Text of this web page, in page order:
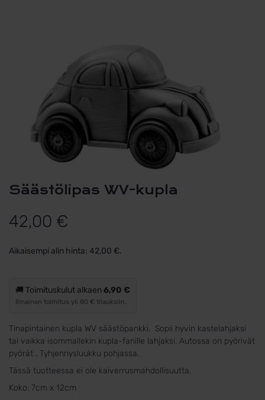
Säästölipas WV-kupla
42,00 €
Aikaisempi alin hinta: 42,00 €.
🚚 Toimituskulut alkaen6,90 €
Ilmainen toimitus yli 80 € tilauksiin.
Tinapintainen kupla WV säästöpankki. Sopii hyvin kastelahjaksi
tai vaikka isommallekin kupla-fanille lahjaksi. Autossa on pyörivät
pyörät . Tyhjennysluukku pohjassa.
Tässä tuotteessa ei ole kaiverrusmahdollisuutta.
Koko: 7cm x 12cm